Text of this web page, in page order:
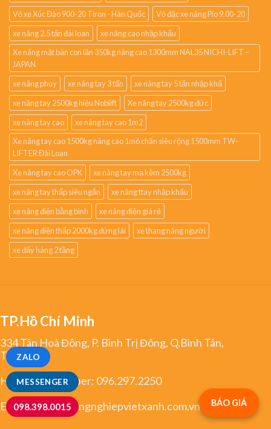
MESSENGER
ZALO
098.398.0015
Vỏ xe Xúc Đào 900-20 Tiron - Hàn Quốc
Vỏ đặc xe nâng Pio 9.00-20
xe nâng 2.5 tấn đài loan
xe nâng cao nhập khẩu
Xe nâng mặt bàn con lăn 350kg nâng cao 1300mm NAL35 NICHI-LIFT –
JAPAN
xe nâng phuy
xe nâng tay 3 tấn
xe nâng tay 5 tấn nhập khẩ
xe nâng tay 2500kg hiệu Noblift
Xe nâng tay 2500kg đức
xe nâng tay cao
xe nâng tay cao 1m2
Xe nâng tay cao 1500kg nâng cao 1m6 chân siêu rộng 1500mm TW-
LIFTER Đài Loan
Xe nâng tay cao OPK
xe nâng tay mạ kẽm 2500kg
xe nâng tay thấp siêu ngắn
xe nâng ttay nhập khẩu
xe nâng điện bằng bình
xe nâng điện giá rẻ
xe nâng điện thấp 2000kg đứng lái
xe thang nâng người
xe đẩy hàng 2 tầng
TP.Hồ Chí Minh
334 Tân Hoà Đông, P. Bình Trị Đông, Q.Bình Tân,
TP.HCM
Hotline/Zalo/Viber: 096.297.2250
Email:greco@congnghiepvietxanh.com.vn BÁO GIÁ